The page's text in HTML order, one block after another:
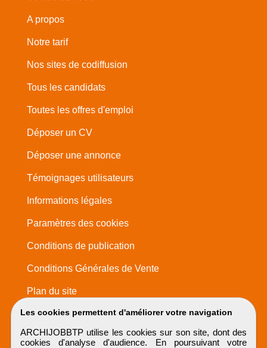
Les cookies permettent d'améliorer votre navigation
ARCHIJOBBTP utilise les cookies sur son site, dont des
cookies d'analyse d'audience. En poursuivant votre
A propos
Notre tarif
Nos sites de codiffusion
Tous les candidats
Toutes les offres d'emploi
Déposer un CV
Déposer une annonce
Témoignages utilisateurs
Informations légales
Paramètres des cookies
Conditions de publication
Conditions Générales de Vente
Plan du site